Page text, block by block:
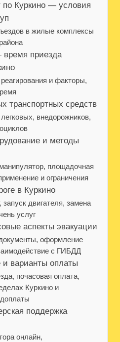
Куркино — условия
в жилые комплексы
приезда
и факторы,
транспортных средств
внедорожников,
и методы
площадочная
и ограничения
в Куркино
двигателя, замена
услуг
аспекты эвакуации
оформление
с ГИБДД
и варианты оплаты
почасовая оплата,
Куркино и
поддержка
онлайн,